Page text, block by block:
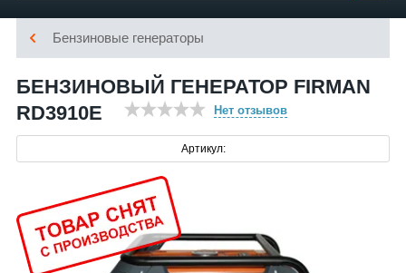
Бензиновые генераторы
БЕНЗИНОВЫЙ ГЕНЕРАТОР FIRMAN
RD3910E
Нет отзывов
Артикул: